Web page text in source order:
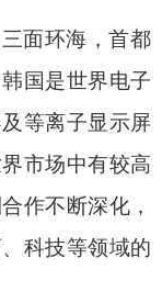
面环海，首都
国是世界电子
等离子显示屏
市场中有较高
作不断深化，
科技等领域的